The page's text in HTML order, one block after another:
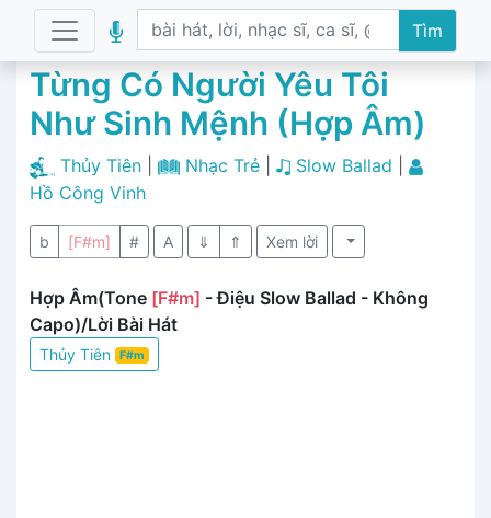
Tìm
Từng Có Người Yêu Tôi
Như Sinh Mệnh (Hợp Âm)
Thủy Tiên Nhạc Trẻ| Slow Ballad
Hồ Công Vinh
b [F#m] # A ⇓ ⇑ Xem lời
Hợp Âm(Tone [F#m] - Điệu Slow Ballad - Không
Capo)/Lời Bài Hát
Thủy Tiên F#m